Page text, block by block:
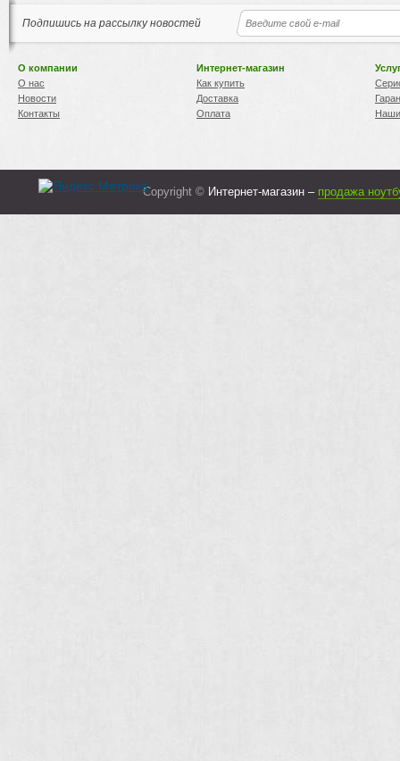
Подпишись на рассылку новостей
О компании
О нас
Новости
Контакты
Интернет-магазин
Как купить
Доставка
Оплата
Copyright © Интернет-магазин – продажа